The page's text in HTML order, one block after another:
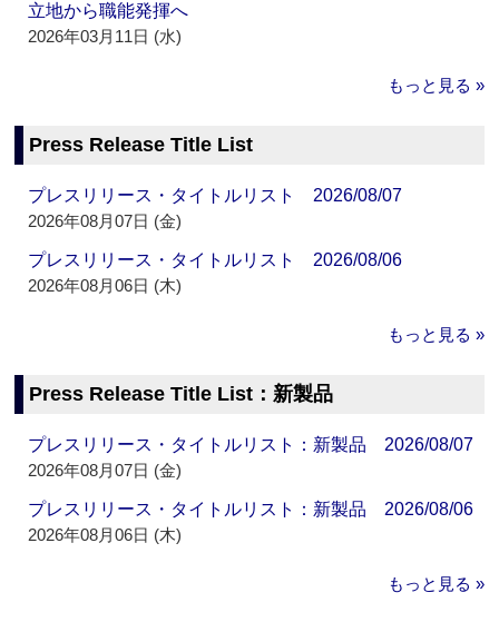
立地から職能発揮へ
2026年03月11日 (水)
もっと見る »
Press Release Title List
プレスリリース・タイトルリスト 2026/08/07
2026年08月07日 (金)
プレスリリース・タイトルリスト 2026/08/06
2026年08月06日 (木)
もっと見る »
Press Release Title List：新製品
プレスリリース・タイトルリスト：新製品 2026/08/07
2026年08月07日 (金)
プレスリリース・タイトルリスト：新製品 2026/08/06
2026年08月06日 (木)
もっと見る »